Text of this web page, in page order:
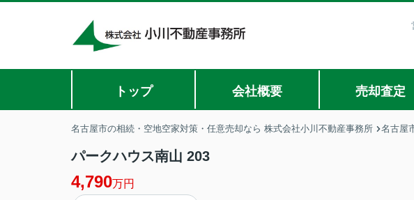
トップ 会社概要 売却査定
名古屋市の相続・空地空家対策・任意売却なら 株式会社小川不動産事務所 名古屋
パークハウス南山 203
4,790万円